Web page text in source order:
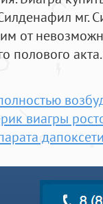
мг.
от
полового акта.
виагры